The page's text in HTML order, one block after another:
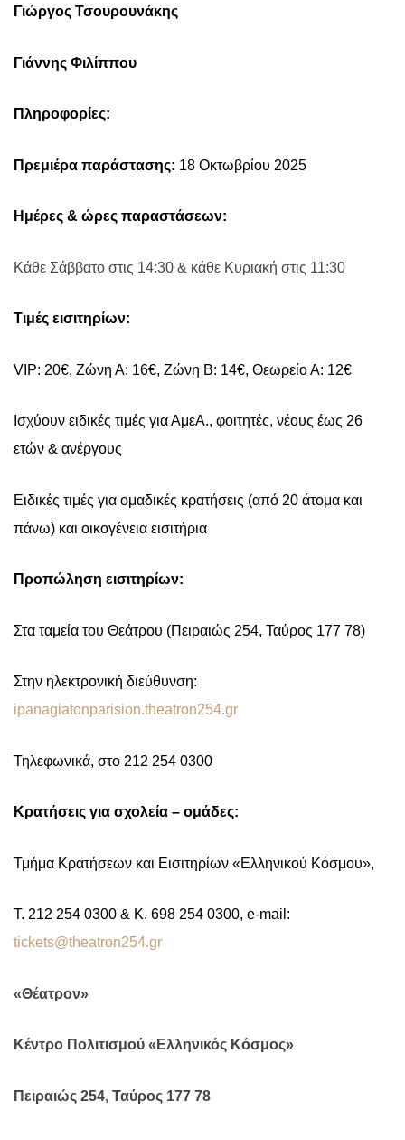
Γιώργος Τσουρουνάκης
Γιάννης Φιλίππου
Πληροφορίες:
Πρεμιέρα παράστασης: 18 Οκτωβρίου 2025
Ημέρες & ώρες παραστάσεων:
Κάθε Σάββατο στις 14:30 & κάθε Κυριακή στις 11:30
Τιμές εισιτηρίων:
VIP: 20€, Ζώνη Α: 16€, Ζώνη Β: 14€, Θεωρείο Α: 12€
Ισχύουν ειδικές τιμές για ΑμεΑ., φοιτητές, νέους έως 26
ετών & ανέργους
Ειδικές τιμές για ομαδικές κρατήσεις (από 20 άτομα και
πάνω) και οικογένεια εισιτήρια
Προπώληση εισιτηρίων:
Στα ταμεία του Θεάτρου (Πειραιώς 254, Ταύρος 177 78)
Στην ηλεκτρονική διεύθυνση:
ipanagiatonparision.theatron254.gr
Τηλεφωνικά, στο 212 254 0300
Κρατήσεις για σχολεία – ομάδες:
Τμήμα Κρατήσεων και Εισιτηρίων «Ελληνικού Κόσμου»,
T. 212 254 0300 & K. 698 254 0300, e-mail:
tickets@theatron254.gr
«Θέατρον»
Κέντρο Πολιτισμού «Ελληνικός Κόσμος»
Πειραιώς 254, Ταύρος 177 78